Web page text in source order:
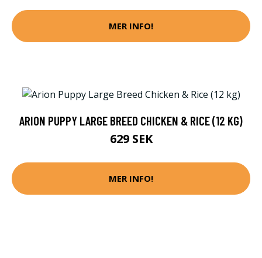
MER INFO!
ARION PUPPY LARGE BREED CHICKEN & RICE (12 KG)
629 SEK
MER INFO!